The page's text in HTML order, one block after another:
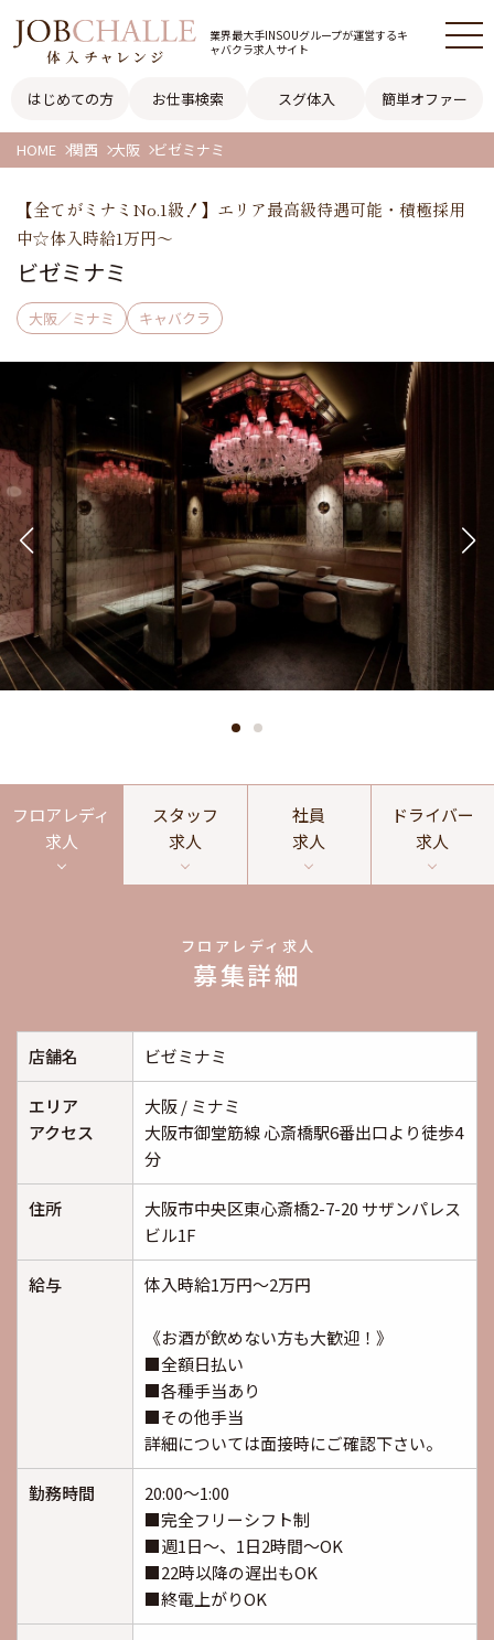
業界最大手INSOUグループが運営するキ
ャバクラ求人サイト
はじめての方 お仕事検索 スグ体入 簡単オファー
HOME 関西 大阪 ビゼミナミ
【全てがミナミNo.1級！】エリア最高級待遇可能・積極採用
中☆体入時給1万円～
ビゼミナミ
大阪／ミナミ キャバクラ
フロアレディ
求人
スタッフ
求人
社員
求人
ドライバー
求人
フロアレディ求人
募集詳細
店舗名 ビゼミナミ
エリア
アクセス
大阪 / ミナミ
大阪市御堂筋線 心斎橋駅6番出口より徒歩4
分
住所
大阪市中央区東心斎橋2-7-20 サザンパレス
ビル1F
給与 体入時給1万円～2万円
《お酒が飲めない方も大歓迎！》
■全額日払い
■各種手当あり
■その他手当
詳細については面接時にご確認下さい。
勤務時間
20:00～1:00
■完全フリーシフト制
■週1日～、1日2時間～OK
■22時以降の遅出もOK
■終電上がりOK